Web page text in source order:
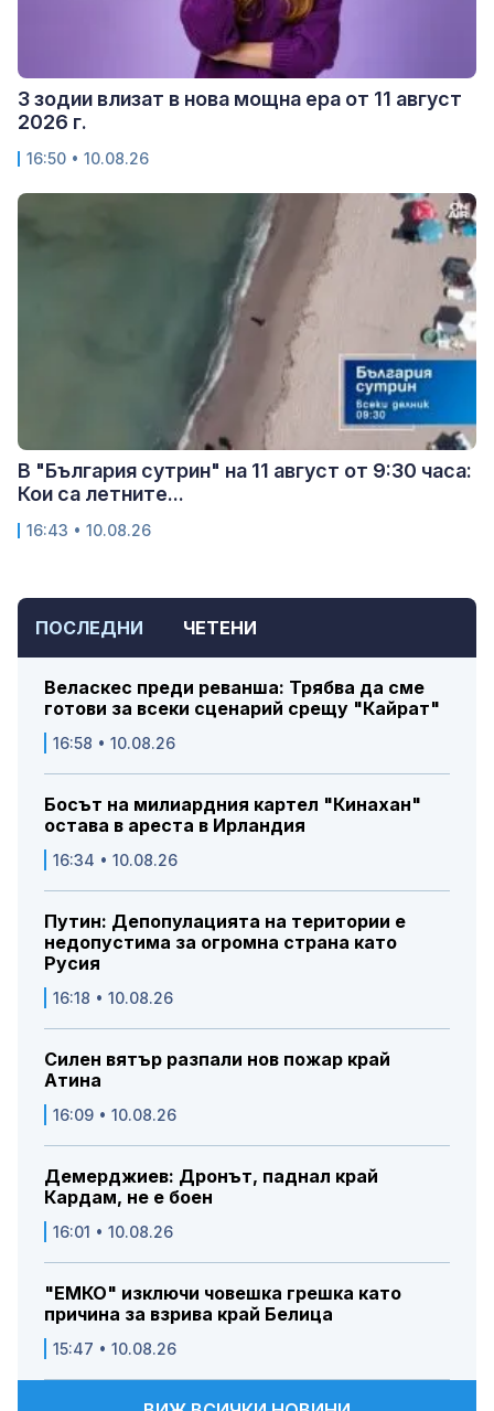
ПОСЛЕДНИ ЧЕТЕНИ
Веласкес преди реванша: Трябва да сме
готови за всеки сценарий срещу "Кайрат"
16:58 • 10.08.26
Босът на милиардния картел "Кинахан"
остава в ареста в Ирландия
16:34 • 10.08.26
Путин: Депопулацията на територии е
недопустима за огромна страна като
Русия
16:18 • 10.08.26
Силен вятър разпали нов пожар край
Атина
16:09 • 10.08.26
Демерджиев: Дронът, паднал край
Кардам, не е боен
16:01 • 10.08.26
"ЕМКО" изключи човешка грешка като
причина за взрива край Белица
15:47 • 10.08.26
3 зодии влизат в нова мощна ера от 11 август
2026 г.
16:50 • 10.08.26
В "България сутрин" на 11 август от 9:30 часа:
Кои са летните...
16:43 • 10.08.26